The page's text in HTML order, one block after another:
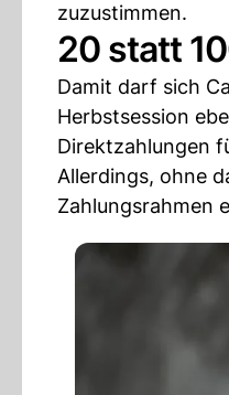
zuzustimmen.
20 statt
Damit darf sich
Herbstsession
Direktzahlungen
Allerdings, ohne
Zahlungsrahmen